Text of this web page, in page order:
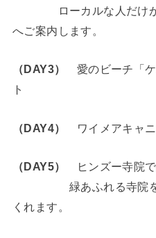
ローカルな人だけが知
へご案内します。
（DAY3）
愛のビーチ「
ト
（DAY4） ワイメアキャ
（DAY5）
ヒンズー寺院で
緑あふれる寺院を散
くれます。